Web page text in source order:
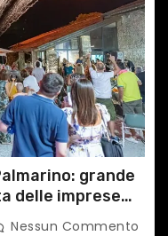
grande
delle imprese
Nessun Commento